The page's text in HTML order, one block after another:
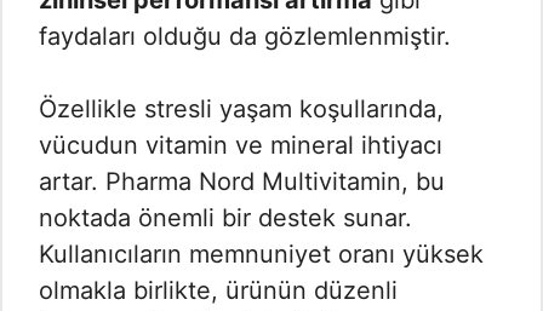
faydaları olduğu da gözlemlenmiştir.
Özellikle stresli yaşam koşullarında,
vücudun vitamin ve mineral ihtiyacı
artar. Pharma Nord Multivitamin, bu
noktada önemli bir destek sunar.
Kullanıcıların memnuniyet oranı yüksek
olmakla birlikte, ürünün düzenli